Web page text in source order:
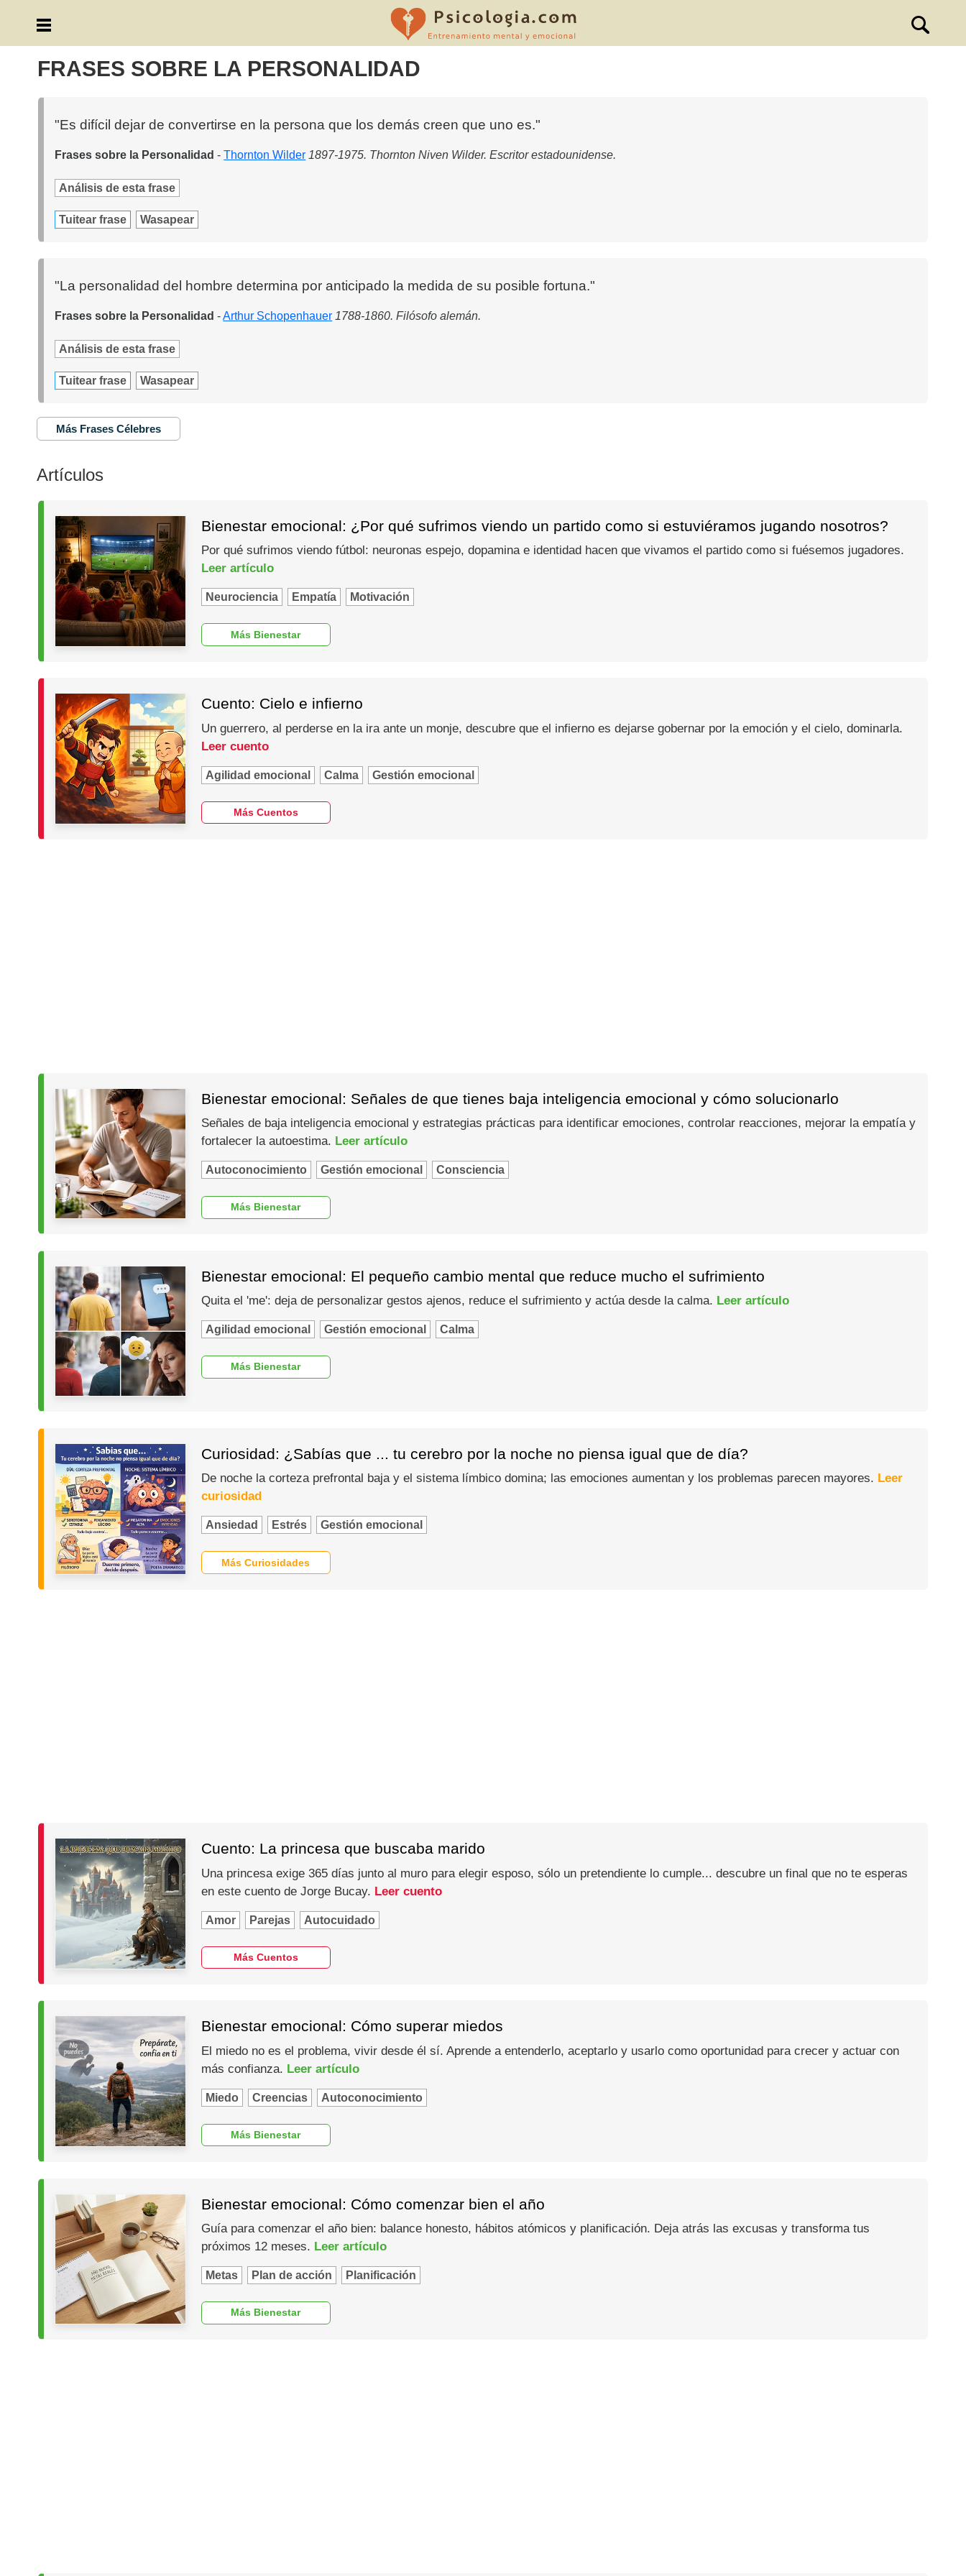
FRASES SOBRE LA PERSONALIDAD
"Es difícil dejar de convertirse en la persona que los demás creen que uno es."
Frases sobre la Personalidad -Thornton Wilder 1897-1975. Thornton Niven Wilder. Escritor estadounidense.
Análisis de esta frase
Tuitear frase Wasapear
"La personalidad del hombre determina por anticipado la medida de su posible fortuna."
Frases sobre la Personalidad -Arthur Schopenhauer 1788-1860. Filósofo alemán.
Análisis de esta frase
Tuitear frase Wasapear
Más Frases Célebres
Artículos
Bienestar emocional: ¿Por qué sufrimos viendo un partido como si estuviéramos jugando nosotros?
Por qué sufrimos viendo fútbol: neuronas espejo, dopamina e identidad hacen que vivamos el partido como si fuésemos jugadores.
Leer artículo
Neurociencia Empatía Motivación
Más Bienestar
Cuento: Cielo e infierno
Un guerrero, al perderse en la ira ante un monje, descubre que el infierno es dejarse gobernar por la emoción y el cielo, dominarla.
Leer cuento
Agilidad emocional Calma Gestión emocional
Más Cuentos
Bienestar emocional: Señales de que tienes baja inteligencia emocional y cómo solucionarlo
Señales de baja inteligencia emocional y estrategias prácticas para identificar emociones, controlar reacciones, mejorar la empatía y
fortalecer la autoestima. Leer artículo
Autoconocimiento Gestión emocional Consciencia
Más Bienestar
Bienestar emocional: El pequeño cambio mental que reduce mucho el sufrimiento
Quita el 'me': deja de personalizar gestos ajenos, reduce el sufrimiento y actúa desde la calma. Leer artículo
Agilidad emocional Gestión emocional Calma
Más Bienestar
Curiosidad: ¿Sabías que ... tu cerebro por la noche no piensa igual que de día?
De noche la corteza prefrontal baja y el sistema límbico domina; las emociones aumentan y los problemas parecen mayores. Leer
curiosidad
Ansiedad Estrés Gestión emocional
Más Curiosidades
Cuento: La princesa que buscaba marido
Una princesa exige 365 días junto al muro para elegir esposo, sólo un pretendiente lo cumple... descubre un final que no te esperas
en este cuento de Jorge Bucay. Leer cuento
Amor Parejas Autocuidado
Más Cuentos
Bienestar emocional: Cómo superar miedos
El miedo no es el problema, vivir desde él sí. Aprende a entenderlo, aceptarlo y usarlo como oportunidad para crecer y actuar con
más confianza. Leer artículo
Miedo Creencias Autoconocimiento
Más Bienestar
Bienestar emocional: Cómo comenzar bien el año
Guía para comenzar el año bien: balance honesto, hábitos atómicos y planificación. Deja atrás las excusas y transforma tus
próximos 12 meses. Leer artículo
Metas Plan de acción Planificación
Más Bienestar